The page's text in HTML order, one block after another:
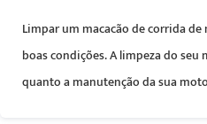
Limpar um macacão de corrida
boas condições. A limpeza do
quanto a manutenção da sua